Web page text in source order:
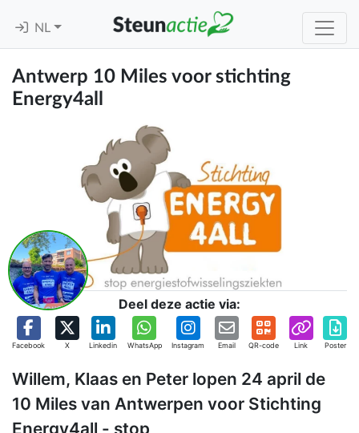
NL
Antwerp 10 Miles voor stichting
Energy4all
Deel deze actie via:
Facebook X Linkedin WhatsApp Instagram Email QR-code Link Poster
Willem, Klaas en Peter lopen 24 april de
10 Miles van Antwerpen voor Stichting
Energy4all - stop